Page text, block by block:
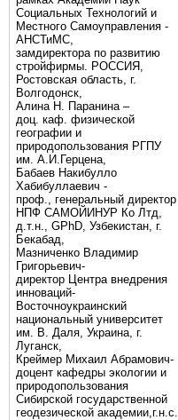
Социальных Технологий и
Местного Самоуправления -
АНСТиМС,
замдиректора по развитию
стройфирмы. РОССИЯ,
Ростовская область, г.
Волгодонск,
Алина Н. Паранина –
доц. каф. физической
географии и
природопользования РГПУ
им. А.И.Герцена,
Бабаев Накибулло
Хабибуллаевич -
проф., генеральный директор
НПФ САМОЙИНУР Ко Лтд,
д.т.н., GPhD, Узбекистан, г.
Бекабад,
Мазниченко Владимир
Григорьевич-
директор Центра внедрения
инноваций-
Восточноукраинский
национальный университет
им. В. Даля, Украина, г.
Луганск,
Креймер Михаил Абрамович-
доцент кафедры экологии и
природопользования
Сибирской государственной
геодезической академии,г.н.с.